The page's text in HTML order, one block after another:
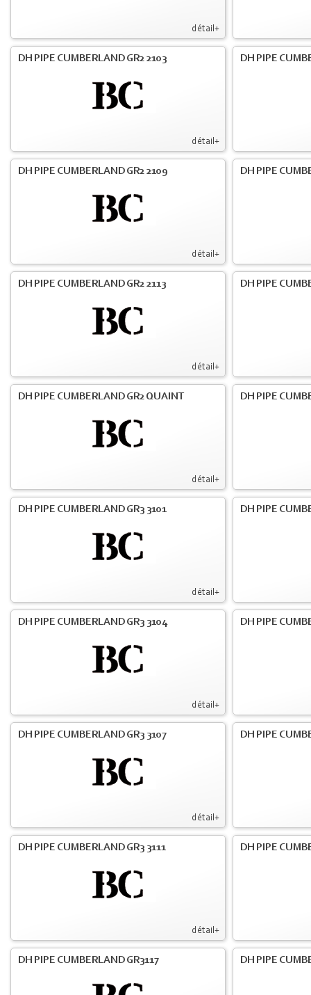
détail+
détail+
DH PIPE CUMBERLAND GR2 2103 DH PIPE
détail+
DH PIPE CUMBERLAND GR2 2109 DH PIPE
détail+
DH PIPE CUMBERLAND GR2 2113 DH PIPE
détail+
DH PIPE CUMBERLAND GR2 QUAINT DH PIPE
détail+
DH PIPE CUMBERLAND GR3 3101 DH PIPE
détail+
DH PIPE CUMBERLAND GR3 3104 DH PIPE
détail+
DH PIPE CUMBERLAND GR3 3107 DH PIPE
détail+
DH PIPE CUMBERLAND GR3 3111 DH PIPE
DH PIPE CUMBERLAND GR3117 DH PIPE